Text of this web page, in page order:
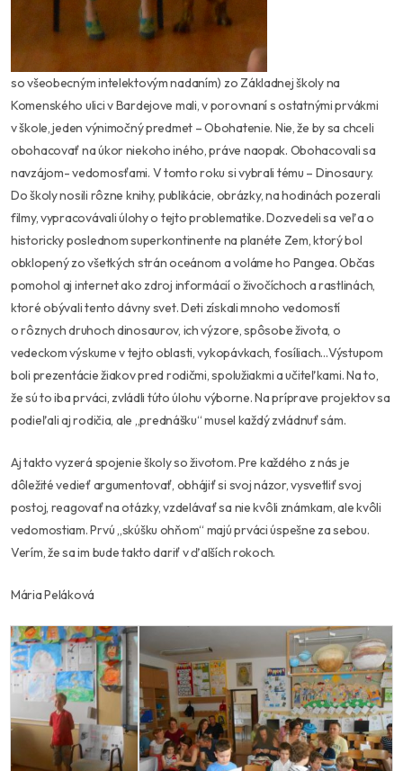
so všeobecným intelektovým nadaním) zo Základnej školy na
Komenského ulici v Bardejove mali, v porovnaní s ostatnými prvákmi
v škole, jeden výnimočný predmet – Obohatenie. Nie, že by sa chceli
obohacovať na úkor niekoho iného, práve naopak. Obohacovali sa
navzájom- vedomosťami. V tomto roku si vybrali tému – Dinosaury.
Do školy nosili rôzne knihy, publikácie, obrázky, na hodinách pozerali
filmy, vypracovávali úlohy o tejto problematike. Dozvedeli sa veľa o
historicky poslednom superkontinente na planéte Zem, ktorý bol
obklopený zo všetkých strán oceánom a voláme ho Pangea. Občas
pomohol aj internet ako zdroj informácií o živočíchoch a rastlinách,
ktoré obývali tento dávny svet. Deti získali mnoho vedomostí
o rôznych druhoch dinosaurov, ich výzore, spôsobe života, o
vedeckom výskume v tejto oblasti, vykopávkach, fosíliach…Výstupom
boli prezentácie žiakov pred rodičmi, spolužiakmi a učiteľkami. Na to,
že sú to iba prváci, zvládli túto úlohu výborne. Na príprave projektov sa
podieľali aj rodičia, ale „prednášku“ musel každý zvládnuť sám.
Aj takto vyzerá spojenie školy so životom. Pre každého z nás je
dôležité vedieť argumentovať, obhájiť si svoj názor, vysvetliť svoj
postoj, reagovať na otázky, vzdelávať sa nie kvôli známkam, ale kvôli
vedomostiam. Prvú „skúšku ohňom“ majú prváci úspešne za sebou.
Verím, že sa im bude takto dariť v ďalších rokoch.
Mária Peláková